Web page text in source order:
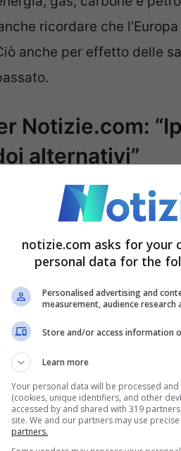
ricordare che
anche per effetto delle
Notizie.com:
alternativi”
probabile che anche i
continuato l’esperto– In
i Paesi occidentali per
Basti pensare al
all’Europa attraverso la
Iran e Azerbaigian (già
o interruzioni,
porterebbe a un diretto
gnl e petrolio
notizie.com asks for your
personal data for the
Personalised advertising and
measurement, audience research
Store and/or access information
Learn more
Your personal data will be processed
(cookies, unique identifiers, and other
accessed by and shared with 319
site. We and our partners may use
partners.